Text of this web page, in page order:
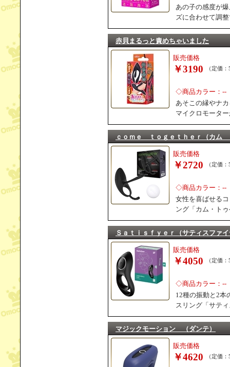
あの子の感度が
ズに合わせて調
赤貝まるっと責めちゃいました
販売価格
￥3190 （定価
◇商品カラー：--
あそこの縁やナ
マイクロモータ
ｃｏｍｅ ｔｏｇｅｔｈｅｒ（カム
販売価格
￥2720 （定価
◇商品カラー：--
女性を喜ばせる
ング「カム・ト
Ｓａｔｉｓｆｙｅｒ（サティスフ
販売価格
￥4050 （定価
◇商品カラー：--
12種の振動と2本
スリング「サテ
マジックモーション （ダンテ）
販売価格
￥4620 （定価